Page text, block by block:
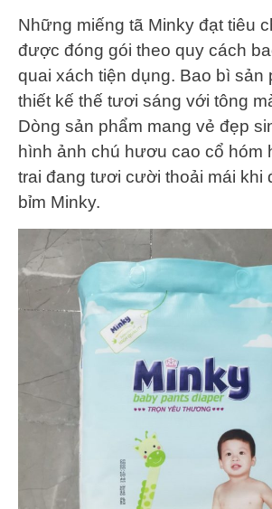
Những miếng tã Minky đạt tiêu
được đóng gói theo quy cách
quai xách tiện dụng. Bao bì sản
thiết kế thế tươi sáng với tông
Dòng sản phẩm mang vẻ đẹp
hình ảnh chú hươu cao cổ hóm
trai đang tươi cười thoải mái khi
bỉm Minky.